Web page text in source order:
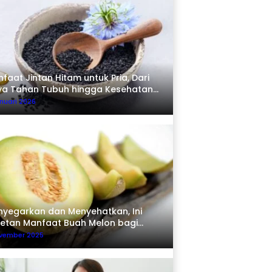
Jintan Hitam untuk Pria, Dari
Tahan Tubuh hingga Kesehatan
2026
dan Menyehatkan, Ini
Manfaat Buah Melon bagi
2025